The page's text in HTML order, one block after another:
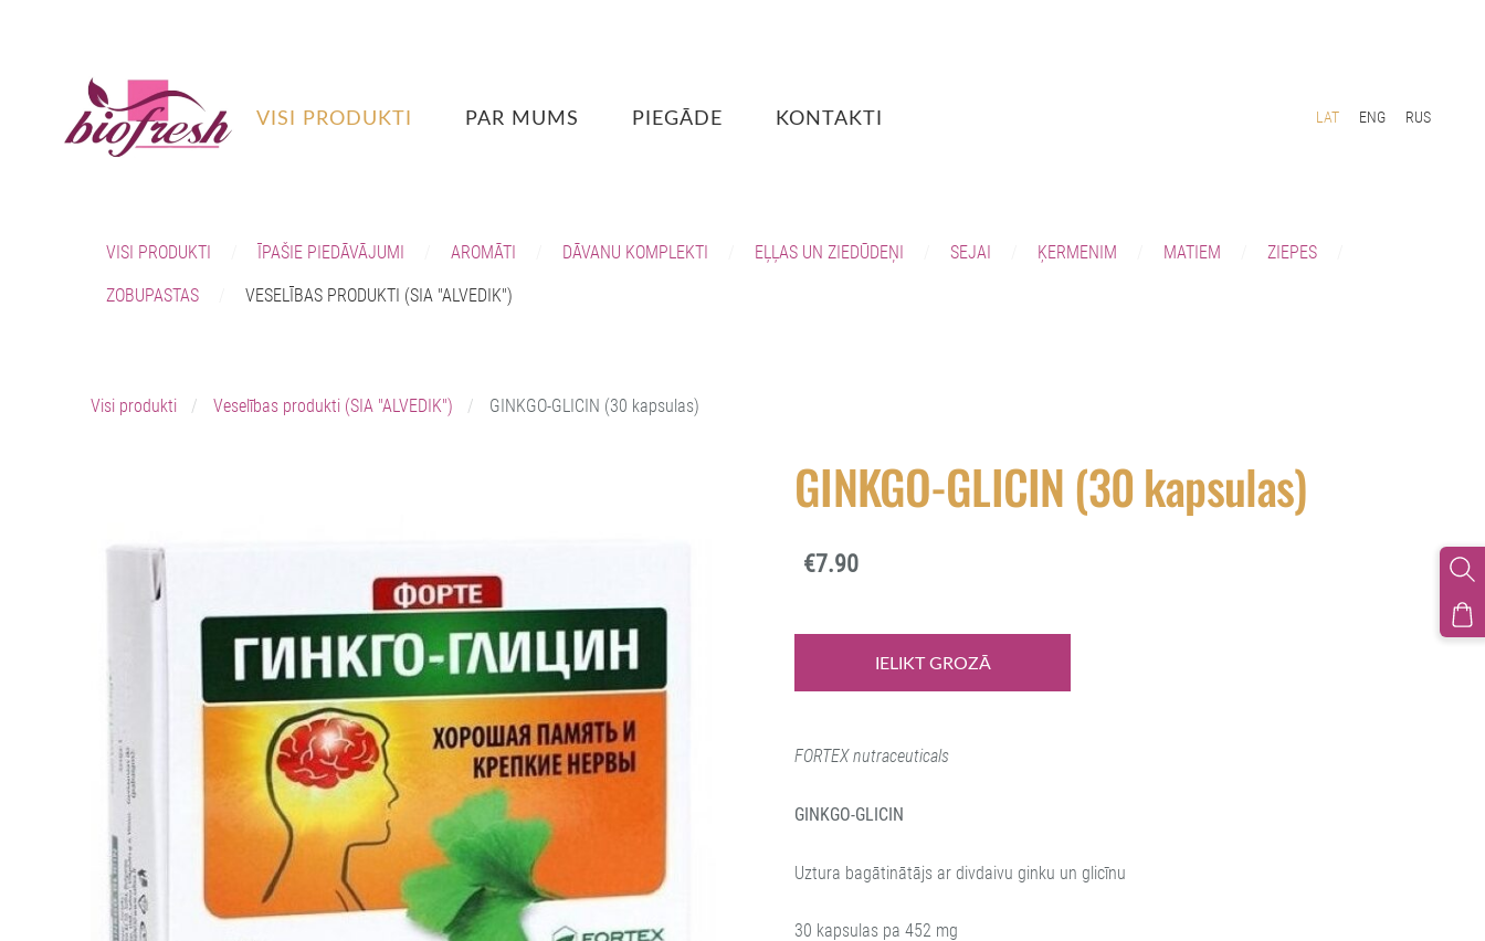
VISI PRODUKTI PAR MUMS PIEGĀDE KONTAKTI LAT ENG RUS
VISI PRODUKTI ĪPAŠIE PIEDĀVĀJUMI AROMĀTI DĀVANU KOMPLEKTI EĻĻAS UN ZIEDŪDEŅI SEJAI ĶERMENIM MATIEM ZIEPES
ZOBUPASTAS VESELĪBAS PRODUKTI (SIA "ALVEDIK")
Visi produkti Veselības produkti (SIA "ALVEDIK") GINKGO-GLICIN (30 kapsulas)
GINKGO-GLICIN (30 kapsulas)
€7.90
IELIKT GROZĀ
FORTEX nutraceuticals
GINKGO-GLICIN
Uztura bagātinātājs ar divdaivu ginku un glicīnu
30 kapsulas pa 452 mg